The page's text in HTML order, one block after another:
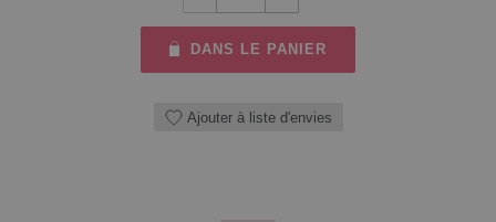
DANS LE PANIER
Ajouter à liste d'envies